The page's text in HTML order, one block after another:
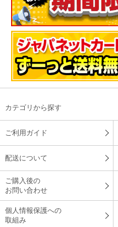
カテゴリから探す
ご利用ガイド
配送について
ご購入後の
お問い合わせ
個人情報保護への
取組み